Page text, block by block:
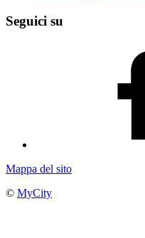
Seguici su
Mappa del sito
© MyCity